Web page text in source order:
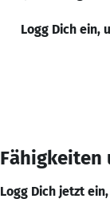
Logg Dich ein,
Fähigkeiten
Logg Dich jetzt